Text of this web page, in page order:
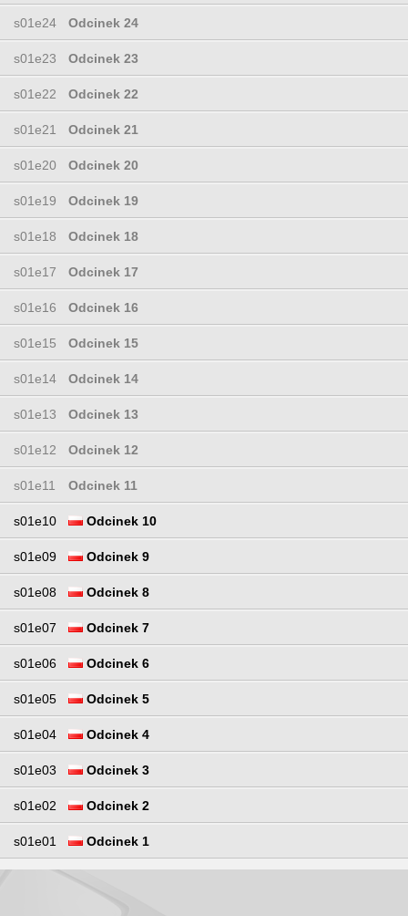
s01e24 Odcinek 24
s01e23 Odcinek 23
s01e22 Odcinek 22
s01e21 Odcinek 21
s01e20 Odcinek 20
s01e19 Odcinek 19
s01e18 Odcinek 18
s01e17 Odcinek 17
s01e16 Odcinek 16
s01e15 Odcinek 15
s01e14 Odcinek 14
s01e13 Odcinek 13
s01e12 Odcinek 12
s01e11 Odcinek 11
s01e10 Odcinek 10
s01e09 Odcinek 9
s01e08 Odcinek 8
s01e07 Odcinek 7
s01e06 Odcinek 6
s01e05 Odcinek 5
s01e04 Odcinek 4
s01e03 Odcinek 3
s01e02 Odcinek 2
s01e01 Odcinek 1